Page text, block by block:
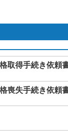
取得手続き依頼
喪失手続き依頼